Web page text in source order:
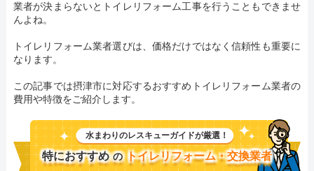
業者が決まらないとトイレリフォーム工事を行うこともできませ
んよね。
トイレリフォーム業者選びは、価格だけではなく信頼性も重要に
なります。
この記事では摂津市に対応するおすすめトイレリフォーム業者の
費用や特徴をご紹介します。
水まわりのレスキューガイドが厳選！
特におすすめ の トイレリフォーム・交換業者